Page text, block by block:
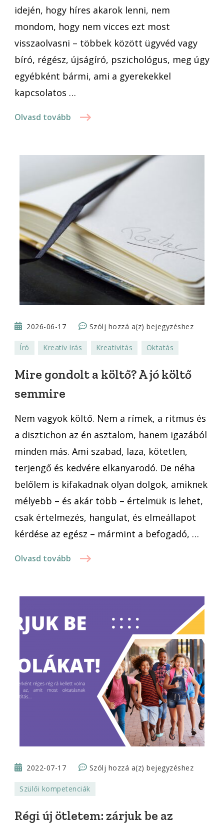
idején, hogy híres akarok lenni, nem
mondom, hogy nem vicces ezt most
visszaolvasni – többek között ügyvéd vagy
bíró, régész, újságíró, pszichológus, meg úgy
egyébként bármi, ami a gyerekekkel
kapcsolatos …
Olvasd tovább
2026-06-17 Szólj hozzá a(z)Mire
a
A
semmire
bejegyzéshez
Író Kreatív írás Kreativitás Oktatás
Mire gondolt a költő? A jó költő
semmire
Nem vagyok költő. Nem a rímek, a ritmus és
a disztichon az én asztalom, hanem igazából
minden más. Ami szabad, laza, kötetlen,
terjengő és kedvére elkanyarodó. De néha
belőlem is kifakadnak olyan dolgok, amiknek
mélyebb – és akár több – értelmük is lehet,
csak értelmezés, hangulat, és elmeállapot
kérdése az egész – mármint a befogadó, …
Olvasd tovább
2022-07-17 Szólj hozzá a(z)Régi
be
bejegyzéshez
Szülői kompetenciák
Régi új ötletem: zárjuk be az